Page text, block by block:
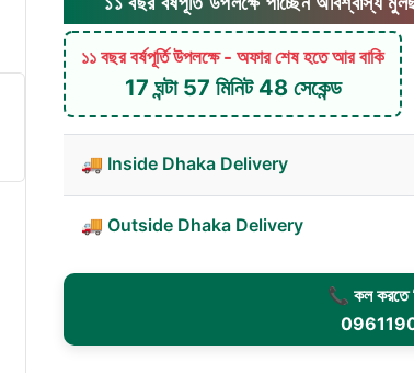
১১ বছর বর্ষপূর্তি উপলক্ষে - অফার শেষ হতে আর বাকি
17 ঘন্টা 57 মিনিট 46 সেকেন্ড
🚚 Inside Dhaka Delivery
🚚 Outside Dhaka Delivery
📞 কল করতে